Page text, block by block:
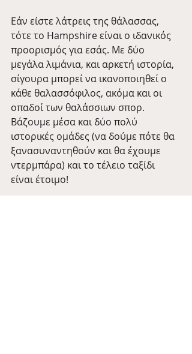
Εάν είστε λάτρεις της θάλασσας,
τότε το Hampshire είναι ο ιδανικός
προορισμός για εσάς. Με δύο
μεγάλα λιμάνια, και αρκετή ιστορία,
σίγουρα μπορεί να ικανοποιηθεί ο
κάθε θαλασσόφιλος, ακόμα και οι
οπαδοί των θαλάσσιων σπορ.
Βάζουμε μέσα και δύο πολύ
ιστορικές ομάδες (να δούμε πότε θα
ξανασυναντηθούν και θα έχουμε
ντερμπάρα) και το τέλειο ταξίδι
είναι έτοιμο!